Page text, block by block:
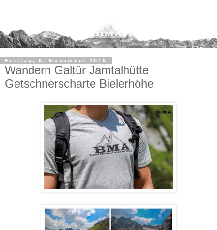
Freitag, 6. November 2015
Wandern Galtür Jamtalhütte
Getschnerscharte Bielerhöhe